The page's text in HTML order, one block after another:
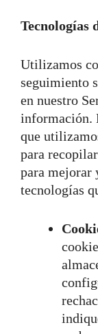
Tecnologías
Utilizamos
seguimiento
en nuestro
información.
que
para
para mejorar
tecnologías